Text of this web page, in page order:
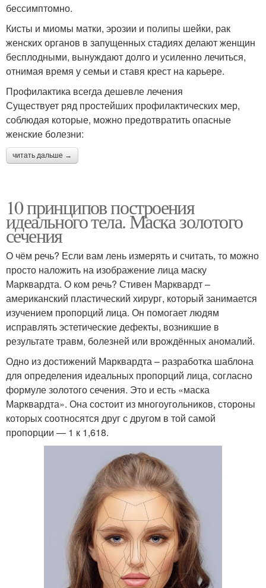
бессимптомно.
Кисты и миомы матки, эрозии и полипы шейки, рак
женских органов в запущенных стадиях делают женщин
бесплодными, вынуждают долго и усиленно лечиться,
отнимая время у семьи и ставя крест на карьере.
Профилактика всегда дешевле лечения
Существует ряд простейших профилактических мер,
соблюдая которые, можно предотвратить опасные
женские болезни:
читать дальше →
10 принципов построения
идеального тела. Маска золотого
сечения
О чём речь? Если вам лень измерять и считать, то можно
просто наложить на изображение лица маску
Марквардта. О ком речь? Стивен Марквардт –
американский пластический хирург, который занимается
изучением пропорций лица. Он помогает людям
исправлять эстетические дефекты, возникшие в
результате травм, болезней или врождённых аномалий.
Одно из достижений Марквардта – разработка шаблона
для определения идеальных пропорций лица, согласно
формуле золотого сечения. Это и есть «маска
Марквардта». Она состоит из многоугольников, стороны
которых соотносятся друг с другом в той самой
пропорции — 1 к 1,618.